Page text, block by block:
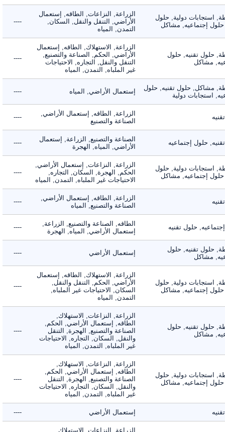
استجابات دولية, حلول
إجتماعيه, مشاكل
الزراعة, النزاعات, الطاقه, إستعمال
الأراضي, التنقل والنقل, السكان,
التمدن, المياه
----
حلول تقنيه, حلول
مشاكل
الزراعة, الاستهلاك, الطاقه, إستعمال
الأراضي, الحكم, الصناعة والتصنيع,
التنقل والنقل, التجاره, الاحتياجات
غير الملباه, التمدن, المياه
----
مشاكل, حلول تقنيه, حلول
استجابات دولية
إستعمال الأراضي, المياه ----
الزراعة, الطاقه, إستعمال الأراضي,
الصناعة والتصنيع
----
حلول إجتماعيه
الصناعة والتصنيع, الزراعة, إستعمال
الأراضي, المياه, الهجرة
----
استجابات دولية, حلول
إجتماعيه, مشاكل
الزراعة, النزاعات, إستعمال الأراضي,
الحكم, الهجرة, السكان, التجاره,
الاحتياجات غير الملباه, التمدن, المياه
----
الزراعة, الطاقه, إستعمال الأراضي,
الصناعة والتصنيع, المياه
----
حلول تقنيه
الطاقه, الصناعة والتصنيع, الزراعة,
إستعمال الأراضي, المياه, الهجرة
----
حلول تقنيه, حلول
مشاكل
إستعمال الأراضي ----
استجابات دولية, حلول
إجتماعيه, مشاكل
الزراعة, الاستهلاك, الطاقه, إستعمال
الأراضي, الحكم, التنقل والنقل,
السكان, الاحتياجات غير الملباه,
التمدن, المياه
----
حلول تقنيه, حلول
مشاكل
الزراعة, النزاعات, الاستهلاك,
الطاقه, إستعمال الأراضي, الحكم,
الصناعة والتصنيع, الهجرة, التنقل
والنقل, السكان, التجاره, الاحتياجات
غير الملباه, التمدن, المياه
----
استجابات دولية, حلول
إجتماعيه, مشاكل
الزراعة, النزاعات, الاستهلاك,
الطاقه, إستعمال الأراضي, الحكم,
الصناعة والتصنيع, الهجرة, التنقل
والنقل, السكان, التجاره, الاحتياجات
غير الملباه, التمدن, المياه
----
إستعمال الأراضي ----
الزراعة, النزاعات, الاستهلاك,